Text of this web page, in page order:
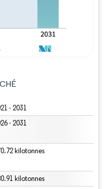
- 2031
- 2031
kilotonnes
kilotonnes